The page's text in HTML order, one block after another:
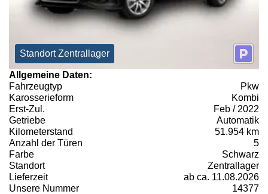
Standort Zentrallager
Allgemeine Daten:
Fahrzeugtyp
Pkw
Karosserieform
Kombi
Erst-Zul.
Feb / 2022
Getriebe
Automatik
Kilometerstand
51.954 km
Anzahl der Türen
5
Farbe
Schwarz
Standort
Zentrallager
Lieferzeit
ab ca. 11.08.2026
Unsere Nummer
14377